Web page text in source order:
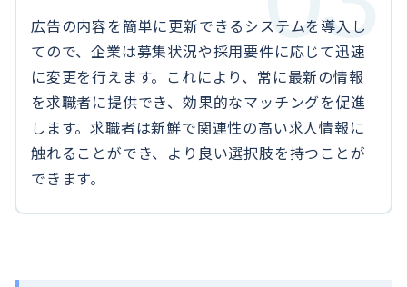
広告の内容を簡単に更新できるシステムを導入し
てので、企業は募集状況や採用要件に応じて迅速
に変更を行えます。これにより、常に最新の情報
を求職者に提供でき、効果的なマッチングを促進
します。求職者は新鮮で関連性の高い求人情報に
触れることができ、より良い選択肢を持つことが
できます。